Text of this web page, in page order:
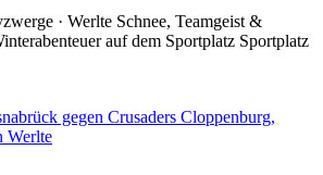
· Werlte Schnee, Teamgeist &
auf dem Sportplatz Sportplatz